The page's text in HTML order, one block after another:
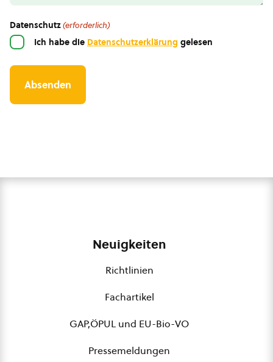
Datenschutz(erforderlich)
Ich habe die Datenschutzerklärung gelesen
Neuigkeiten
Richtlinien
Fachartikel
GAP,ÖPUL und EU-Bio-VO
Pressemeldungen